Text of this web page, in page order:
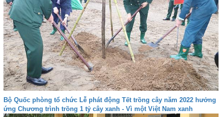
Bộ Quốc phòng tổ chức Lễ phát động Tết trồng cây năm 2022 hưởng
ứng Chương trình trồng 1 tỷ cây xanh - Vì một Việt Nam xanh